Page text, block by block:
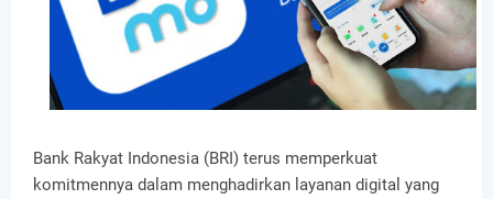
Bank Rakyat Indonesia (BRI) terus memperkuat
komitmennya dalam menghadirkan layanan digital yang